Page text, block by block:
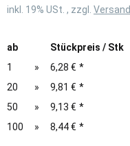
inkl. 19% USt. , zzgl. Versand
ab
Stückpreis / Stk
1
» 6,28 € *
20
» 9,81 € *
50
» 9,13 € *
100
» 8,44 € *